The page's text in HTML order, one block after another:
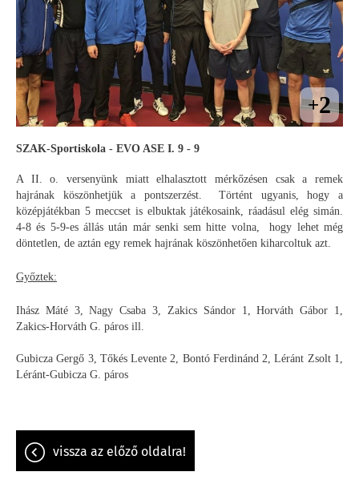
SZAK-Sportiskola - EVO ASE I. 9 - 9
A II. o. versenyünk miatt elhalasztott mérkőzésen csak a remek
hajrának köszönhetjük a pontszerzést. Történt ugyanis, hogy a
középjátékban 5 meccset is elbuktak játékosaink, ráadásul elég simán.
4-8 és 5-9-es állás után már senki sem hitte volna, hogy lehet még
döntetlen, de aztán egy remek hajrának köszönhetően kiharcoltuk azt.
Győztek:
Ihász Máté 3, Nagy Csaba 3, Zakics Sándor 1, Horváth Gábor 1,
Zakics-Horváth G. páros ill.
Gubicza Gergő 3, Tőkés Levente 2, Bontó Ferdinánd 2, Léránt Zsolt 1,
Léránt-Gubicza G. páros
+2
vissza az előző oldalra!